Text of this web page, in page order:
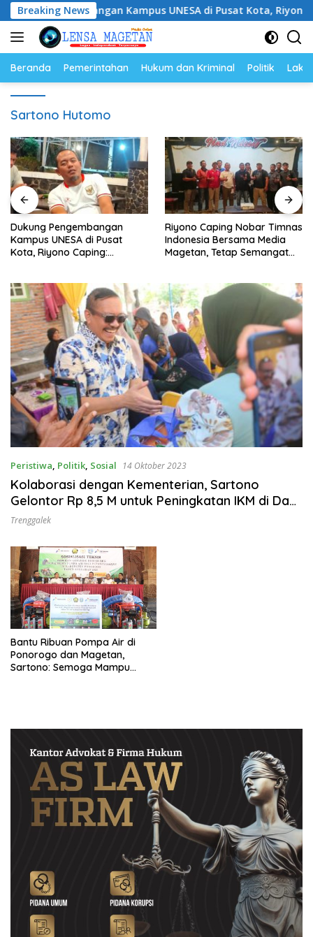
Langsung
ke
konten
Breaking NewsKampus UNESA di Pusat Kota, Riyono Caping:
Beranda Pemerintahan Hukum dan Kriminal Politik
Sartono Hutomo
Dukung Pengembangan
Kampus UNESA di Pusat
Kota, Riyono Caping:
Riyono Caping Nobar Timnas
Indonesia Bersama Media
Magetan, Tetap Semangat
Peristiwa, Politik, Sosial 14 Oktober 2023
Kolaborasi dengan Kementerian, Sartono
Gelontor Rp 8,5 M untuk Peningkatan IKM di Dapil
Jatim VII
Trenggalek
Bantu Ribuan Pompa Air di
Ponorogo dan Magetan,
Sartono: Semoga Mampu